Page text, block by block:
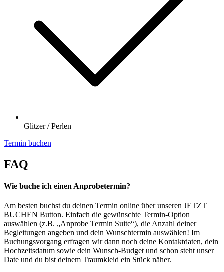
Glitzer / Perlen
Termin buchen
FAQ
Wie buche ich einen Anprobetermin?
Am besten buchst du deinen Termin online über unseren JETZT
BUCHEN Button. Einfach die gewünschte Termin-Option
auswählen (z.B. „Anprobe Termin Suite“), die Anzahl deiner
Begleitungen angeben und dein Wunschtermin auswählen! Im
Buchungsvorgang erfragen wir dann noch deine Kontaktdaten, dein
Hochzeitsdatum sowie dein Wunsch-Budget und schon steht unser
Date und du bist deinem Traumkleid ein Stück näher.